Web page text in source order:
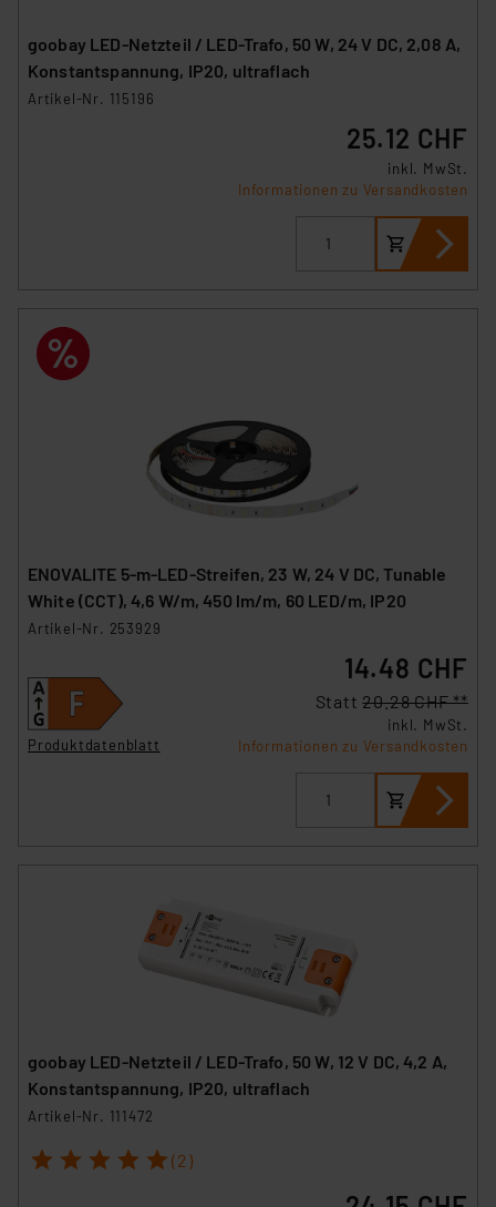
goobay LED-Netzteil / LED-Trafo, 50 W, 24 V DC, 2,08 A,
Konstantspannung, IP20, ultraflach
Artikel-Nr. 115196
25.12 CHF
inkl. MwSt.
Informationen zu Versandkosten
ENOVALITE 5-m-LED-Streifen, 23 W, 24 V DC, Tunable
White (CCT), 4,6 W/m, 450 lm/m, 60 LED/m, IP20
Artikel-Nr. 253929
Produktdatenblatt
14.48 CHF
Statt20.28 CHF **
inkl. MwSt.
Informationen zu Versandkosten
goobay LED-Netzteil / LED-Trafo, 50 W, 12 V DC, 4,2 A,
Konstantspannung, IP20, ultraflach
Artikel-Nr. 111472
1 2 3 4 5 (2)